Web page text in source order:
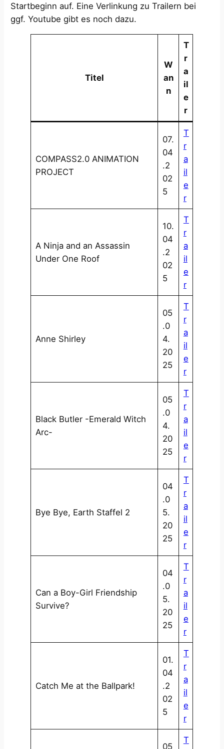
Startbeginn auf. Eine Verlinkung zu Trailern bei
ggf. Youtube gibt es noch dazu.
Titel
W
an
n
T
r
a
il
e
r
COMPASS2.0 ANIMATION
PROJECT
07.
04
.2
02
5
T
r
a
il
e
r
A Ninja and an Assassin
Under One Roof
10.
04
.2
02
5
T
r
a
il
e
r
Anne Shirley
05
.0
4.
20
25
T
r
a
il
e
r
Black Butler -Emerald Witch
Arc-
05
.0
4.
20
25
T
r
a
il
e
r
Bye Bye, Earth Staffel 2
04
.0
5.
20
25
T
r
a
il
e
r
Can a Boy-Girl Friendship
Survive?
04
.0
5.
20
25
T
r
a
il
e
r
Catch Me at the Ballpark!
01.
04
.2
02
5
T
r
a
il
e
r
05
T